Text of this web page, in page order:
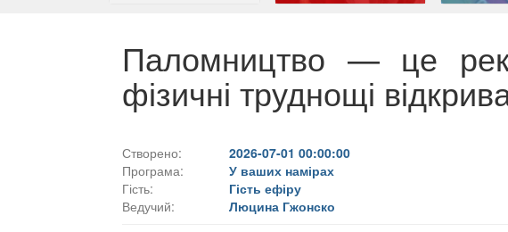
Паломництво — це
фізичні труднощі
Створено:
2026-07-01 00:00:00
Програма:
У ваших намірах
Гість:
Гість ефіру
Ведучий:
Люцина Гжонско